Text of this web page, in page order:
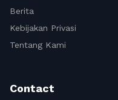
Berita
Kebijakan Privasi
Tentang Kami
Contact